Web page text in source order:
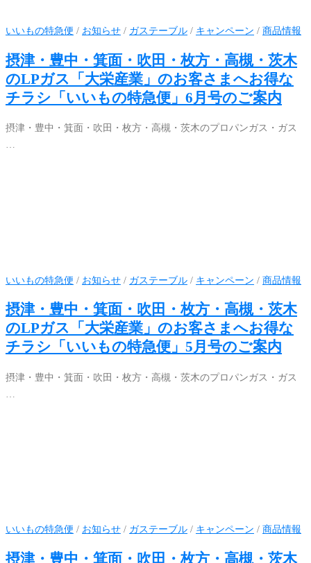
いいもの特急便 / お知らせ / ガステーブル / キャンペーン / 商品情報
摂津・豊中・箕面・吹田・枚方・高槻・茨木
のLPガス「大栄産業」のお客さまへお得な
チラシ「いいもの特急便」6月号のご案内
摂津・豊中・箕面・吹田・枚方・高槻・茨木のプロパンガス・ガス
…
いいもの特急便 / お知らせ / ガステーブル / キャンペーン / 商品情報
摂津・豊中・箕面・吹田・枚方・高槻・茨木
のLPガス「大栄産業」のお客さまへお得な
チラシ「いいもの特急便」5月号のご案内
摂津・豊中・箕面・吹田・枚方・高槻・茨木のプロパンガス・ガス
いいもの特急便 / お知らせ / ガステーブル / キャンペーン / 商品情報
摂津・豊中・箕面・吹田・枚方・高槻・茨木